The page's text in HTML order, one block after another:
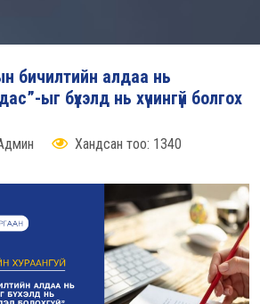
бичилтийн алдаа нь
ыг бүхэлд нь хүчингүй болгох
Хандсан тоо: 1340